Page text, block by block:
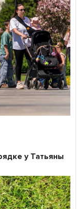
у Татьяны